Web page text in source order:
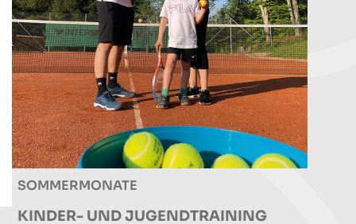
SOMMERMONATE
KINDER- UND JUGENDTRAINING